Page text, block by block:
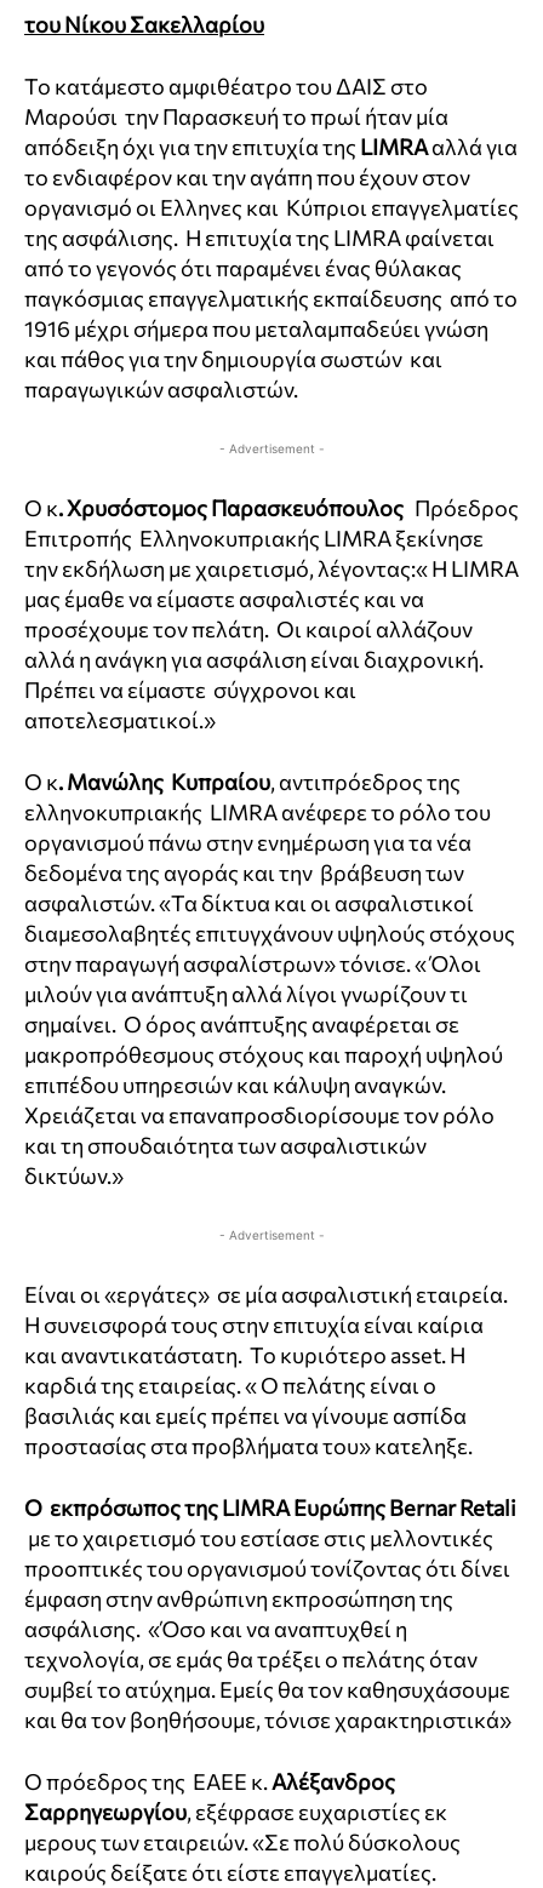
του Νίκου Σακελλαρίου
To κατάμεστο αμφιθέατρο του ΔΑΙΣ στο
Μαρούσι την Παρασκευή το πρωί ήταν μία
απόδειξη όχι για την επιτυχία της LIMRAαλλά για
το ενδιαφέρον και την αγάπη που έχουν στον
οργανισμό οι Ελληνες και Κύπριοι επαγγελματίες
της ασφάλισης. Η επιτυχία της LIMRA φαίνεται
από το γεγονός ότι παραμένει ένας θύλακας
παγκόσμιας επαγγελματικής εκπαίδευσης από το
1916 μέχρι σήμερα που μεταλαμπαδεύει γνώση
και πάθος για την δημιουργία σωστών και
παραγωγικών ασφαλιστών.
- Advertisement -
Ο κ. Χρυσόστομος Παρασκευόπουλος Πρόεδρος
Επιτροπής Ελληνοκυπριακής LIMRA ξεκίνησε
την εκδήλωση με χαιρετισμό, λέγοντας:« Η LIMRA
μας έμαθε να είμαστε ασφαλιστές και να
προσέχουμε τον πελάτη. Οι καιροί αλλάζουν
αλλά η ανάγκη για ασφάλιση είναι διαχρονική.
Πρέπει να είμαστε σύγχρονοι και
αποτελεσματικοί.»
Ο κ. Μανώλης Κυπραίου, αντιπρόεδρος της
ελληνοκυπριακής LIMRA ανέφερε το ρόλο του
οργανισμού πάνω στην ενημέρωση για τα νέα
δεδομένα της αγοράς και την βράβευση των
ασφαλιστών. «Τα δίκτυα και οι ασφαλιστικοί
διαμεσολαβητές επιτυγχάνουν υψηλούς στόχους
στην παραγωγή ασφαλίστρων» τόνισε. « Όλοι
μιλούν για ανάπτυξη αλλά λίγοι γνωρίζουν τι
σημαίνει. Ο όρος ανάπτυξης αναφέρεται σε
μακροπρόθεσμους στόχους και παροχή υψηλού
επιπέδου υπηρεσιών και κάλυψη αναγκών.
Χρειάζεται να επαναπροσδιορίσουμε τον ρόλο
και τη σπουδαιότητα των ασφαλιστικών
δικτύων.»
- Advertisement -
Είναι οι «εργάτες» σε μία ασφαλιστική εταιρεία.
Η συνεισφορά τους στην επιτυχία είναι καίρια
και αναντικατάστατη. Το κυριότερο asset. Η
καρδιά της εταιρείας. « Ο πελάτης είναι ο
βασιλιάς και εμείς πρέπει να γίνουμε ασπίδα
προστασίας στα προβλήματα του» κατεληξε.
Ο εκπρόσωπος της LIMRA ΕυρώπηςBernar Retali
με το χαιρετισμό του εστίασε στις μελλοντικές
προοπτικές του οργανισμού τονίζοντας ότι δίνει
έμφαση στην ανθρώπινη εκπροσώπηση της
ασφάλισης. «Όσο και να αναπτυχθεί η
τεχνολογία, σε εμάς θα τρέξει ο πελάτης όταν
συμβεί το ατύχημα. Εμείς θα τον καθησυχάσουμε
και θα τον βοηθήσουμε, τόνισε χαρακτηριστικά»
Ο πρόεδρος της ΕΑΕΕ κ.Αλέξανδρος
Σαρρηγεωργίου, εξέφρασε ευχαριστίες εκ
μερους των εταιρειών. «Σε πολύ δύσκολους
καιρούς δείξατε ότι είστε επαγγελματίες.